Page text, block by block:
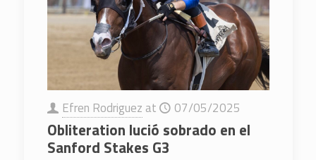
Efren Rodriguez at 07/05/2025
Obliteration lució sobrado en el
Sanford Stakes G3